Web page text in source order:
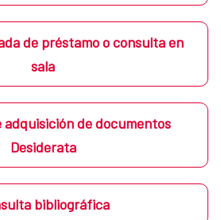
de préstamo o consulta en
sala
adquisición de documentos
Desiderata
bibliográfica